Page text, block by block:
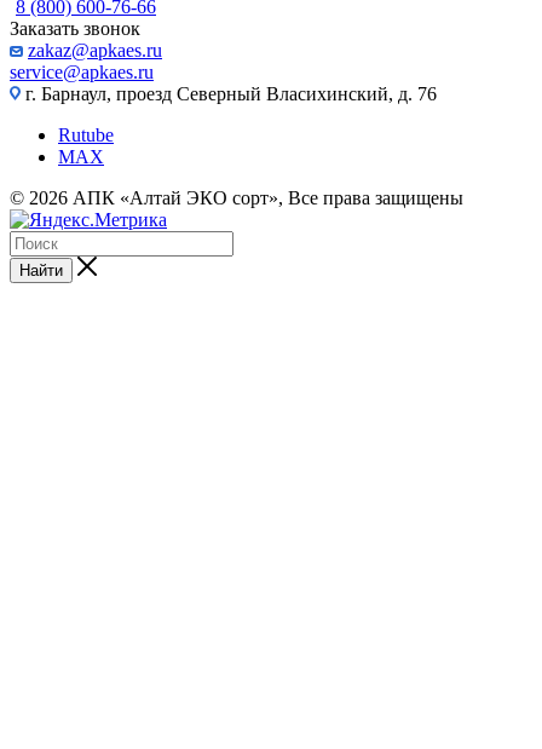
8 (800) 600-76-66
Заказать звонок
zakaz@apkaes.ru
service@apkaes.ru
г. Барнаул, проезд Северный Власихинский, д. 76
Rutube
MAX
© 2026 АПК «Алтай ЭКО сорт», Все права защищены
Найти